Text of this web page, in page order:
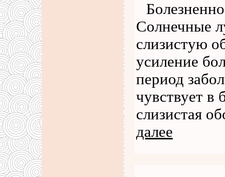
Солнечные
слизистую
усиление
период
чувствует в
слизистая
далее